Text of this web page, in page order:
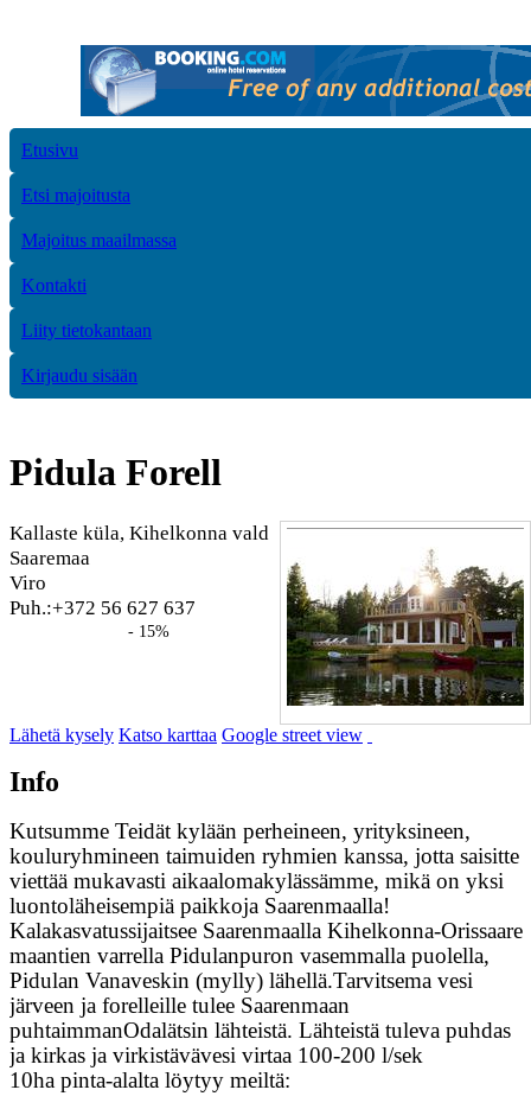
Etusivu
Etsi majoitusta
Majoitus maailmassa
Kontakti
Liity tietokantaan
Kirjaudu sisään
Pidula Forell
Kallaste küla, Kihelkonna vald
Saaremaa
Viro
Puh.:+372 56 627 637
- 15%
Lähetä kysely Katso karttaa Google street view
Info
Kutsumme Teidät kylään perheineen, yrityksineen,
kouluryhmineen taimuiden ryhmien kanssa, jotta saisitte
viettää mukavasti aikaalomakylässämme, mikä on yksi
luontoläheisempiä paikkoja Saarenmaalla!
Kalakasvatussijaitsee Saarenmaalla Kihelkonna-Orissaare
maantien varrella Pidulanpuron vasemmalla puolella,
Pidulan Vanaveskin (mylly) lähellä.Tarvitsema vesi
järveen ja forelleille tulee Saarenmaan
puhtaimmanOdalätsin lähteistä. Lähteistä tuleva puhdas
ja kirkas ja virkistävävesi virtaa 100-200 l/sek
10ha pinta-alalta löytyy meiltä: